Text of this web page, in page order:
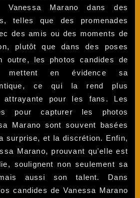
Vanessa Marano dans des
telles que des promenades
des amis ou des moments de
plutôt que dans des poses
outre, les photos candides de
mettent en évidence sa
ce qui la rend plus
pour les fans. Les
pour capturer les photos
Marano sont souvent basées
surprise, et la discrétion. Enfin,
Marano, prouvant qu'elle est
soulignent non seulement sa
aussi son talent. Dans
candides de Vanessa Marano